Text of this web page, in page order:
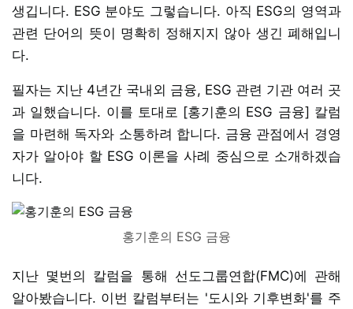
생깁니다. ESG 분야도 그렇습니다. 아직 ESG의 영역과
관련 단어의 뜻이 명확히 정해지지 않아 생긴 폐해입니
다.
필자는 지난 4년간 국내외 금융, ESG 관련 기관 여러 곳
과 일했습니다. 이를 토대로 [홍기훈의 ESG 금융] 칼럼
을 마련해 독자와 소통하려 합니다. 금융 관점에서 경영
자가 알아야 할 ESG 이론을 사례 중심으로 소개하겠습
니다.
홍기훈의 ESG 금융
지난 몇번의 칼럼을 통해 선도그룹연합(FMC)에 관해
알아봤습니다. 이번 칼럼부터는 '도시와 기후변화'를 주